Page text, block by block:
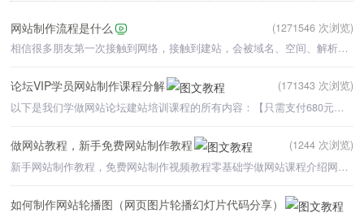
网站制作流程是什么
(1271546 次浏览)
相信很多朋友第一次接触到网络，接触到建站，会被域名、空间、解析、建站程序等各种问题困扰，甚至都不清楚
论坛VIP学员网站制作课程分解
(171343 次浏览)
以下是我们学做网站论坛建站培训课程的所有内容：【只需支付680元的培训费用，就可以学习以下所有课程。】
做网站教程，新手免费网站制作教程
(1244 次浏览)
新手网站制作教程，免费网站制作视频教程零基础学做网站课程介绍网站制作流
如何制作网站轮播图（网页图片轮播幻灯片代码分享）